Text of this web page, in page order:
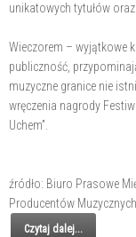
unikatowych tytułów
Wieczorem – wyjątkowe
publiczność,
muzyczne granice nie
wręczenia nagrody
Uchem”.
źródło: Biuro Prasowe
Producentów
Czytaj dalej...